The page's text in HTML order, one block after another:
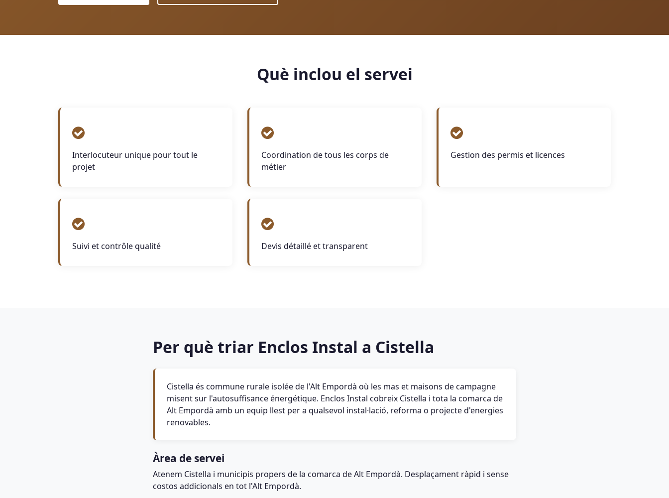
Què inclou el servei
Interlocuteur unique pour tout le
projet
Coordination de tous les corps de
métier
Gestion des permis et licences
Suivi et contrôle qualité Devis détaillé et transparent
Per què triar Enclos Instal a Cistella
Cistella és commune rurale isolée de l'Alt Empordà où les mas et maisons de campagne
misent sur l'autosuffisance énergétique. Enclos Instal cobreix Cistella i tota la comarca de
Alt Empordà amb un equip llest per a qualsevol instal·lació, reforma o projecte d'energies
renovables.
Àrea de servei
Atenem Cistella i municipis propers de la comarca de Alt Empordà. Desplaçament ràpid i sense
costos addicionals en tot l'Alt Empordà.